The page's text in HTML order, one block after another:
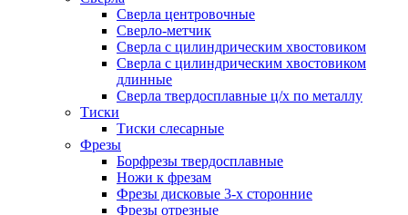
Сверла центровочные
Сверло-метчик
Сверла с цилиндрическим хвостовиком
Сверла с цилиндрическим хвостовиком
длинные
Сверла твердосплавные ц/х по металлу
Тиски
Тиски слесарные
Фрезы
Борфрезы твердосплавные
Ножи к фрезам
Фрезы дисковые 3-х сторонние
Фрезы отрезные